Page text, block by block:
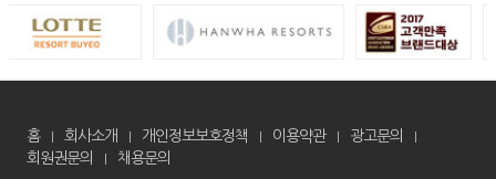
홈 회사소개 개인정보보호정책 이용약관
광고문의
회원권문의
채용문의